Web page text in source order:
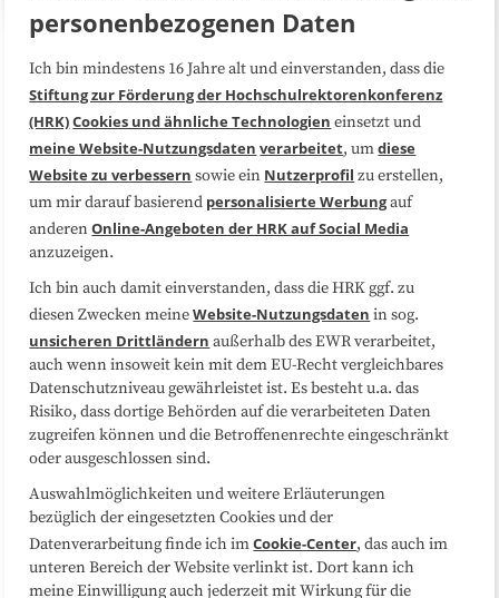
Über uns FAQ
Medienarbeit Kooperationen
Datenschutzerklärung Impressum
Sitemap
Folgen Sie uns
personenbezogenen Daten
Ich bin mindestens 16 Jahre alt und einverstanden, dass die
Stiftung zur Förderung der Hochschulrektorenkonferenz
(HRK)Cookies und ähnliche Technologien einsetzt und
meine Website-Nutzungsdaten verarbeitet, umdiese
Website zu verbessern sowie ein Nutzerprofil zu erstellen,
um mir darauf basierend personalisierte Werbungauf
anderenOnline-Angeboten der HRK auf Social Media
anzuzeigen.
Ich bin auch damit einverstanden, dass die HRK ggf. zu
diesen Zwecken meineWebsite-Nutzungsdaten in sog.
unsicheren Drittländern außerhalb des EWR verarbeitet,
auch wenn insoweit kein mit dem EU-Recht vergleichbares
Datenschutzniveau gewährleistet ist. Es besteht u.a. das
Risiko, dass dortige Behörden auf die verarbeiteten Daten
zugreifen können und die Betroffenenrechte eingeschränkt
oder ausgeschlossen sind.
Auswahlmöglichkeiten und weitere Erläuterungen
bezüglich der eingesetzten Cookies und der
Datenverarbeitung finde ich imCookie-Center, das auch im
unteren Bereich der Website verlinkt ist. Dort kann ich
meine Einwilligung auch jederzeit mit Wirkung für die